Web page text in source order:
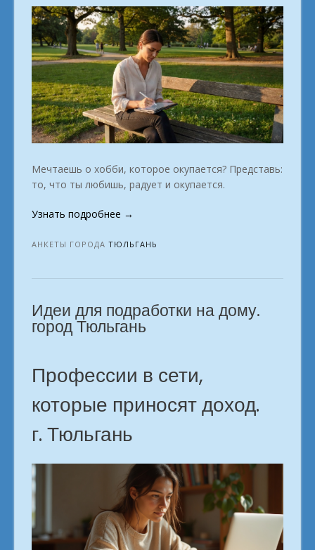
Мечтаешь о хобби, которое окупается? Представь:
то, что ты любишь, радует и окупается.
Узнать подробнее «Онлайн-
профессий
ваше
будущее.
в
→
АНКЕТЫ ГОРОДА ТЮЛЬГАНЬ
Идеи для подработки на дому.
город Тюльгань
Профессии в сети,
которые приносят доход.
г. Тюльгань